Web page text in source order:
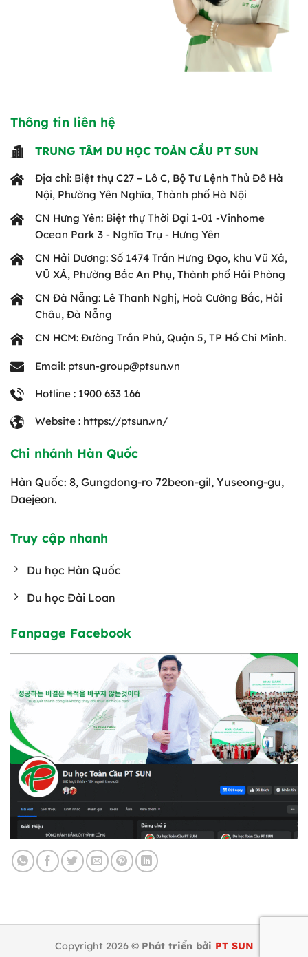
Thông tin liên hệ
TRUNG TÂM DU HỌC TOÀN CẦU PT SUN
Địa chỉ: Biệt thự C27 – Lô C, Bộ Tư Lệnh Thủ Đô Hà
Nội, Phường Yên Nghĩa, Thành phố Hà Nội
CN Hưng Yên: Biệt thự Thời Đại 1-01 -Vinhome
Ocean Park 3 - Nghĩa Trụ - Hưng Yên
CN Hải Dương: Số 1474 Trần Hưng Đạo, khu Vũ Xá,
VŨ XÁ, Phường Bắc An Phụ, Thành phố Hải Phòng
CN Đà Nẵng: Lê Thanh Nghị, Hoà Cường Bắc, Hải
Châu, Đà Nẵng
CN HCM: Đường Trần Phú, Quận 5, TP Hồ Chí Minh.
Email: ptsun-group@ptsun.vn
Hotline : 1900 633 166
Website : https://ptsun.vn/
Truy cập nhanh
Du học Hàn Quốc
Du học Đài Loan
Fanpage Facebook
Chi nhánh Hàn Quốc
Hàn Quốc: 8, Gungdong-ro 72beon-gil, Yuseong-gu,
Daejeon.
Copyright 2026 © Phát triển bởi PT SUN